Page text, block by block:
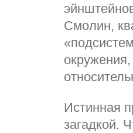
Смолин,
Истинная
загадкой.